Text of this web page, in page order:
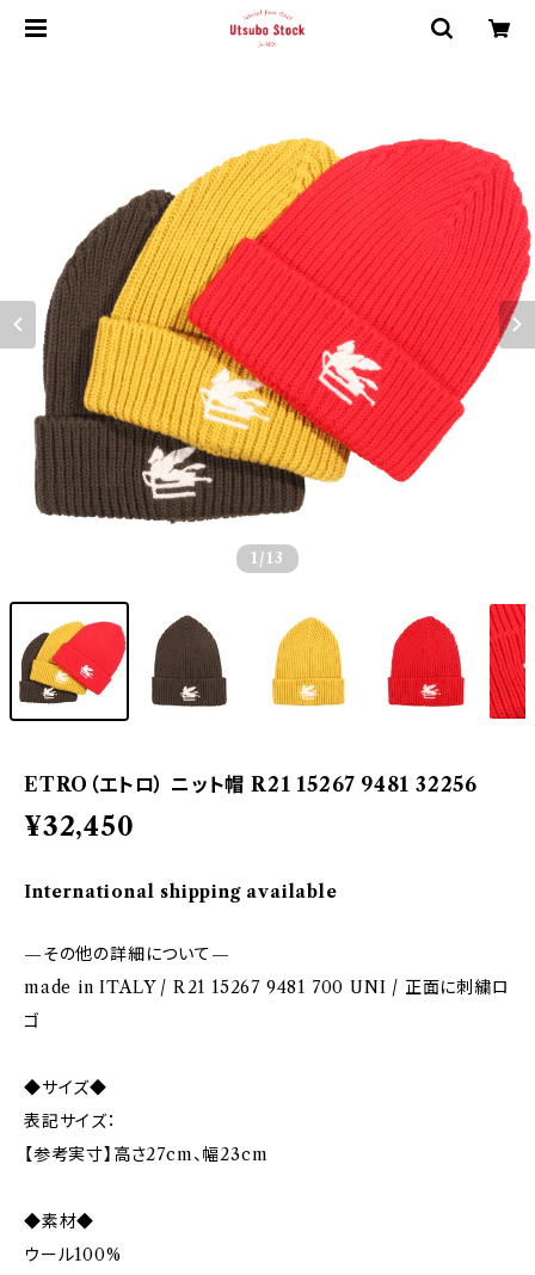
1 /13
ETRO（エトロ） ニット帽 R21 15267 9481 32256
¥32,450
International shipping available
—その他の詳細について—
made in ITALY / R21 15267 9481 700 UNI / 正面に刺繍ロ
ゴ
◆サイズ◆
表記サイズ：
【参考実寸】高さ27cm、幅23cm
◆素材◆
ウール100%